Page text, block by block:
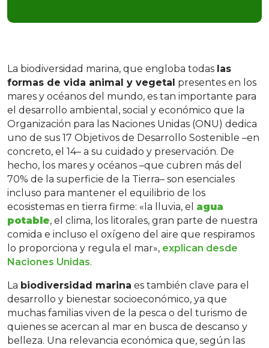
La biodiversidad marina, que engloba todas las
formas de vida animal y vegetal presentes en los
mares y océanos del mundo, es tan importante para
el desarrollo ambiental, social y económico que la
Organización para las Naciones Unidas (ONU) dedica
uno de sus 17 Objetivos de Desarrollo Sostenible –en
concreto, el 14– a su cuidado y preservación. De
hecho, los mares y océanos –que cubren más del
70% de la superficie de la Tierra– son esenciales
incluso para mantener el equilibrio de los
ecosistemas en tierra firme: «la lluvia, el agua
potable, el clima, los litorales, gran parte de nuestra
comida e incluso el oxígeno del aire que respiramos
lo proporciona y regula el mar», explican desde
Naciones Unidas.
La biodiversidad marina es también clave para el
desarrollo y bienestar socioeconómico, ya que
muchas familias viven de la pesca o del turismo de
quienes se acercan al mar en busca de descanso y
belleza. Una relevancia económica que, según las